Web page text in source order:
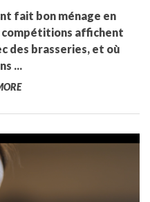
fait bon ménage en
compétitions affichent
des brasseries, et où
...